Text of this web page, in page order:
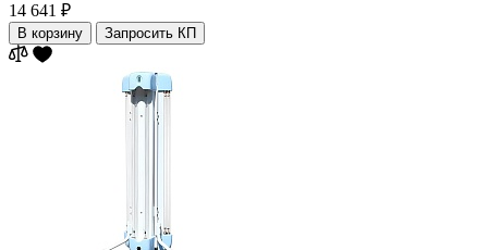
14 641 ₽
В корзину Запросить КП